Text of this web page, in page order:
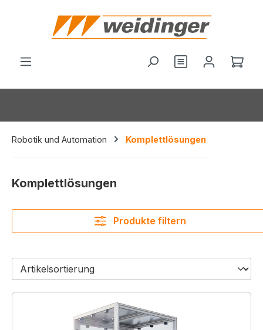
springen
Du hast 0
Robotik und Automation Komplettlösungen
Komplettlösungen
Produkte filtern